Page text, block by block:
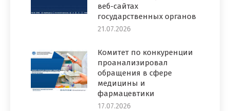
веб-сайтах
государственных органов
21.07.2026
Комитет по конкуренции
проанализировал
обращения в сфере
медицины и
фармацевтики
17.07.2026